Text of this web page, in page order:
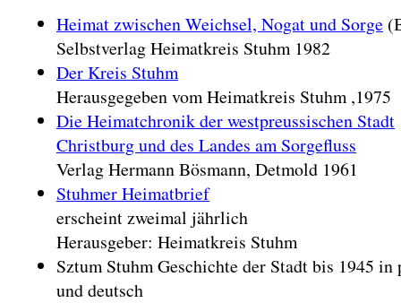
Heimat zwischen Weichsel, Nogat und Sorge
Selbstverlag Heimatkreis Stuhm 1982
Der Kreis Stuhm
Herausgegeben vom Heimatkreis Stuhm ,1975
Die Heimatchronik der westpreussischen Stadt
Christburg und des Landes am Sorgefluss
Verlag Hermann Bösmann, Detmold 1961
Stuhmer Heimatbrief
erscheint zweimal jährlich
Herausgeber: Heimatkreis Stuhm
Sztum Stuhm Geschichte der Stadt bis 1945 in
und deutsch